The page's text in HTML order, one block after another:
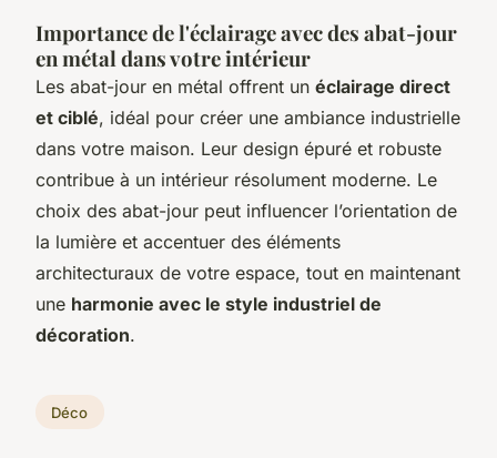
Importance de l'éclairage avec des abat-jour
en métal dans votre intérieur
Les abat-jour en métal offrent un éclairage direct
et ciblé, idéal pour créer une ambiance industrielle
dans votre maison. Leur design épuré et robuste
contribue à un intérieur résolument moderne. Le
choix des abat-jour peut influencer l’orientation de
la lumière et accentuer des éléments
architecturaux de votre espace, tout en maintenant
une harmonie avec le style industriel de
décoration.
Déco